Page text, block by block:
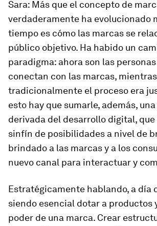
Sara: Más que el concepto de
verdaderamente ha evolucionado
tiempo es cómo las marcas se
público objetivo. Ha habido un
paradigma: ahora son las
conectan con las marcas, mientras
tradicionalmente el proceso era
esto hay que sumarle, además,
derivada del desarrollo digital,
sinfín de posibilidades a nivel de
brindado a las marcas y a los
nuevo canal para interactuar y
Estratégicamente hablando, a día
siendo esencial dotar a productos
poder de una marca. Crear